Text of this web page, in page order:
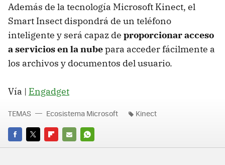
Además de la tecnología Microsoft Kinect, el
Smart Insect dispondrá de un teléfono
inteligente y será capaz de proporcionar acceso
a servicios en la nubepara acceder fácilmente a
los archivos y documentos del usuario.
Vía | Engadget
FACEBOOK
TWITTERFLIPBOARD
E-
WHATSAPP
TEMAS Ecosistema Microsoft Kinect